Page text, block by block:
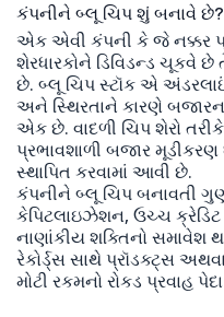
કંપનીને બ્લૂ ચિપ શું બનાવે છે?
એક એવી કંપની કે જે નક્કર
શેરધારકોને ડિવિડન્ડ ચૂકવે
છે. બ્લૂ ચિપ સ્ટૉક એ
અને સ્થિરતાને કારણે બજારના
એક છે. વાદળી ચિપ શેરો
પ્રભાવશાળી બજાર
સ્થાપિત કરવામાં આવી છે.
કંપનીને બ્લૂ ચિપ બનાવતી
કેપિટલાઇઝેશન, ઉચ્ચ
નાણાંકીય શક્તિનો
રેકોર્ડ્સ સાથે પ્રૉડક્ટ્સ
મોટી રકમનો રોકડ પ્રવાહ